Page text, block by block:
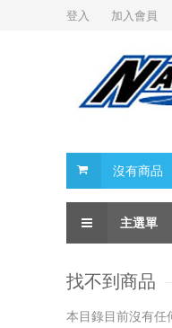
登入 加入會員
沒有商品
主選單
找不到商品
本目錄目前沒有任